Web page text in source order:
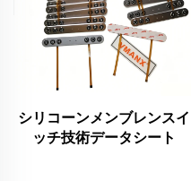
シリコーンメンブレンスイ
ッチ技術データシート